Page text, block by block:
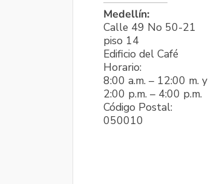
Medellín:
Calle 49 No 50-21
piso 14
Edificio del Café
Horario:
8:00 a.m. – 12:00 m. y
2:00 p.m. – 4:00 p.m.
Código Postal:
050010